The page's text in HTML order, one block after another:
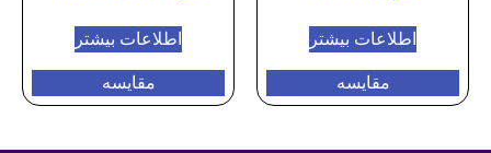
اطلاعات بیشتر
مقایسه
اطلاعات بیشتر
مقایسه